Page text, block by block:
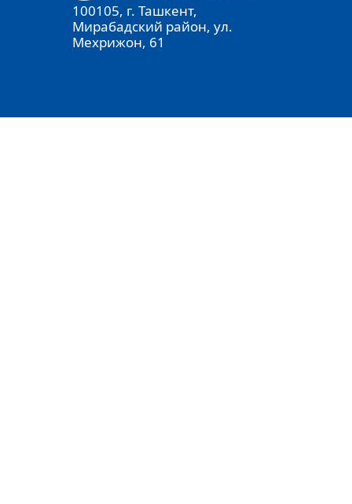
100105, г. Ташкент,
Мирабадский район, ул.
Мехрижон, 61